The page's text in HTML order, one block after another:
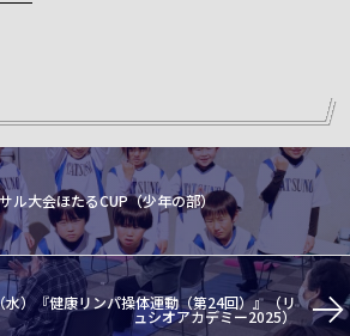
ル大会ほたるCUP（少年の部）
水）『健康リンパ操体運動（第24回）』（リ
ュシオアカデミー2025）